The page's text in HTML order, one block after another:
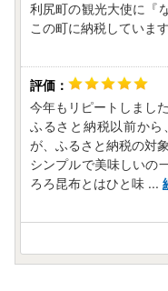
利尻町の観光大使に『
この町に納税しています
今年もリピートしました
ふるさと納税以前か
が、ふるさと納税の対
シンプルで美味しいの
ろろ昆布とはひと味 ...